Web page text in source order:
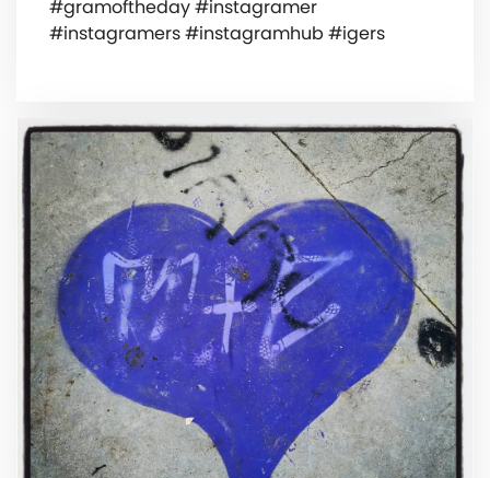
#gramoftheday #instagramer
#instagramers #instagramhub #igers